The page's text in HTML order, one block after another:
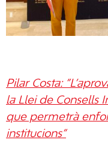
Pilar Costa:
la Llei de Consells
que permetrà
institucions”